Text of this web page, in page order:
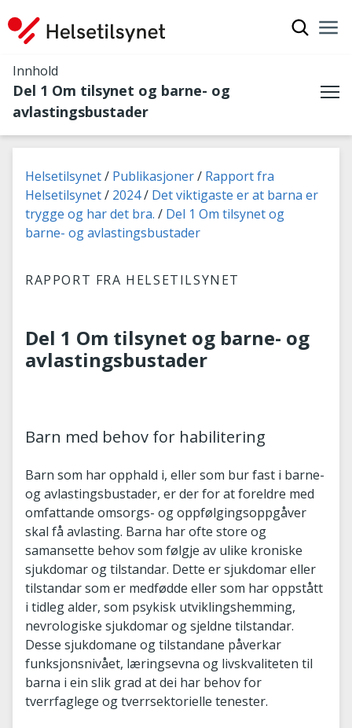
Innhold
Del 1 Om tilsynet og barne- og
avlastingsbustader
Du er her:
Helsetilsynet Publikasjoner
Rapport fra
Helsetilsynet
2024
Det viktigaste er at barna er
trygge og har det bra.
Del 1 Om tilsynet og
barne- og avlastingsbustader
RAPPORT FRA HELSETILSYNET
Del 1 Om tilsynet og barne- og
avlastingsbustader
Barn med behov for habilitering
Barn som har opphald i, eller som bur fast i barne-
og avlastingsbustader, er der for at foreldre med
omfattande omsorgs- og oppfølgingsoppgåver
skal få avlasting. Barna har ofte store og
samansette behov som følgje av ulike kroniske
sjukdomar og tilstandar. Dette er sjukdomar eller
tilstandar som er medfødde eller som har oppstått
i tidleg alder, som psykisk utviklingshemming,
nevrologiske sjukdomar og sjeldne tilstandar.
Desse sjukdomane og tilstandane påverkar
funksjonsnivået, læringsevna og livskvaliteten til
barna i ein slik grad at dei har behov for
tverrfaglege og tverrsektorielle tenester.